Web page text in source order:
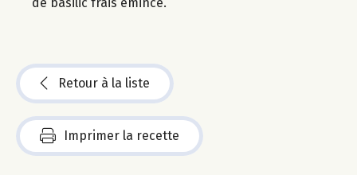
Retour à la liste
Imprimer la recette